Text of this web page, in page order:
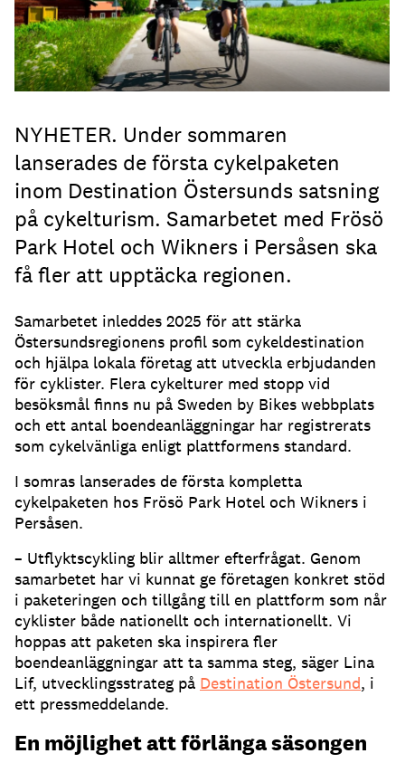
NYHETER. Under sommaren
lanserades de första cykelpaketen
inom Destination Östersunds satsning
på cykelturism. Samarbetet med Frösö
Park Hotel och Wikners i Persåsen ska
få fler att upptäcka regionen.
Samarbetet inleddes 2025 för att stärka
Östersundsregionens profil som cykeldestination
och hjälpa lokala företag att utveckla erbjudanden
för cyklister. Flera cykelturer med stopp vid
besöksmål finns nu på Sweden by Bikes webbplats
och ett antal boendeanläggningar har registrerats
som cykelvänliga enligt plattformens standard.
I somras lanserades de första kompletta
cykelpaketen hos Frösö Park Hotel och Wikners i
Persåsen.
– Utflyktscykling blir alltmer efterfrågat. Genom
samarbetet har vi kunnat ge företagen konkret stöd
i paketeringen och tillgång till en plattform som når
cyklister både nationellt och internationellt. Vi
hoppas att paketen ska inspirera fler
boendeanläggningar att ta samma steg, säger Lina
Lif, utvecklingsstrateg på Destination Östersund, i
ett pressmeddelande.
En möjlighet att förlänga säsongen